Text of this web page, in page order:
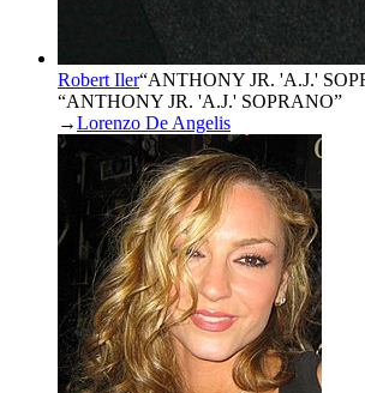
Robert Iler“ANTHONY JR. 'A.J.'
“ANTHONY JR. 'A.J.' SOPRANO”
→Lorenzo De Angelis